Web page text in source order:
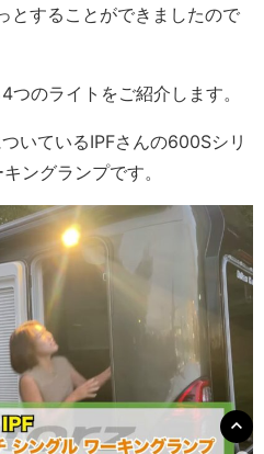
とすることができましたので
のライトをご紹介します。
いているIPFさんの600Sシリ
ングランプです。